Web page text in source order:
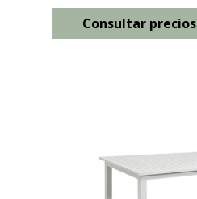
Consultar precios